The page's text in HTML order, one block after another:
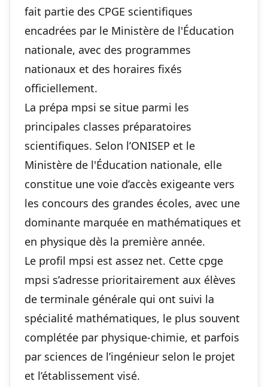
fait partie des CPGE scientifiques
encadrées par le Ministère de l'Éducation
nationale, avec des programmes
nationaux et des horaires fixés
officiellement.
La prépa mpsi se situe parmi les
principales classes préparatoires
scientifiques. Selon l’ONISEP et le
Ministère de l'Éducation nationale, elle
constitue une voie d’accès exigeante vers
les concours des grandes écoles, avec une
dominante marquée en mathématiques et
en physique dès la première année.
Le profil mpsi est assez net. Cette cpge
mpsi s’adresse prioritairement aux élèves
de terminale générale qui ont suivi la
spécialité mathématiques, le plus souvent
complétée par physique-chimie, et parfois
par sciences de l’ingénieur selon le projet
et l’établissement visé.